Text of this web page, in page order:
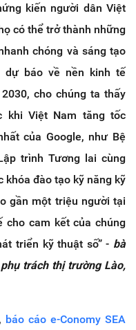
kiến người dân Việt
có thể trở thành những
chóng và sáng tạo
dự báo về nền kinh tế
cho chúng ta thấy
khi Việt Nam tăng tốc
của Google, như Bệ
trình Tương lai cùng
khóa đào tạo kỹ năng kỹ
gần một triệu người tại
cho cam kết của chúng
triển kỹ thuật số” - bà
trách thị trường Lào,
báo cáo e-Conomy SEA